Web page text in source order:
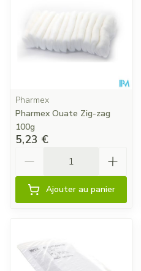
Pharmex
Pharmex Ouate Zig-zag
100g
5,23 €
Ajouter au panier